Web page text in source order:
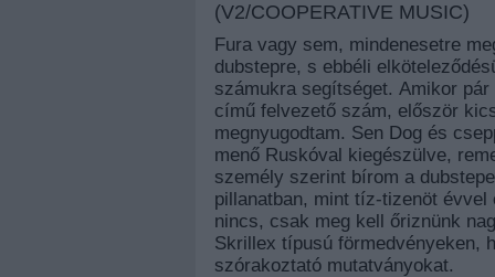
(V2/COOPERATIVE MUSIC)
Fura vagy sem, mindenesetre
dubstepre, s ebbéli
számukra segítséget. Amikor
című felvezető szám, először
megnyugodtam. Sen Dog és
menő Ruskóval kiegészülve,
személy szerint bírom a
pillanatban, mint tíz-tizenöt
nincs, csak meg kell őriznünk
Skrillex típusú förmedvényeken,
szórakoztató mutatványokat.